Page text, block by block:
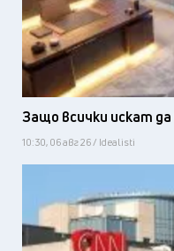
Защо всички искат
10:30, 06 авг 26 / Idealisti